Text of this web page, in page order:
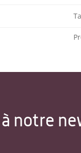
notre